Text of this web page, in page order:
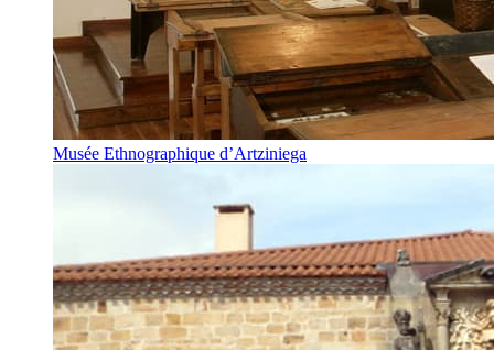
Musée Ethnographique d’Artziniega